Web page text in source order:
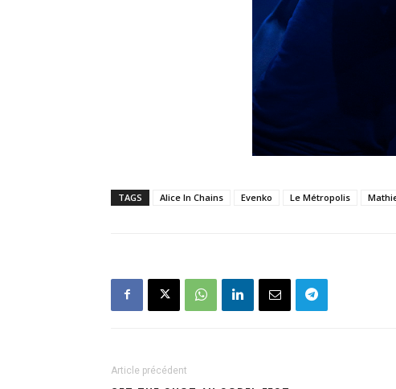
TAGS Alice In Chains Evenko Le Métropolis
Article précédent